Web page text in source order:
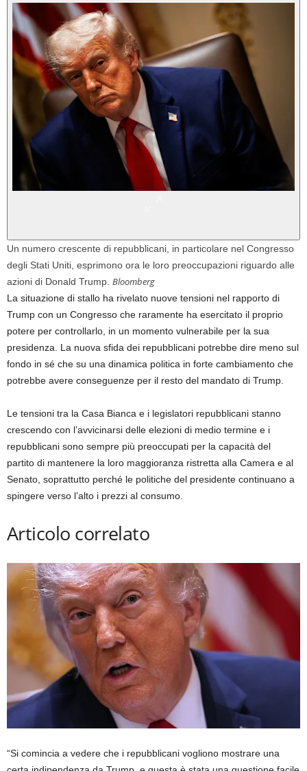
Un numero crescente di repubblicani, in particolare nel Congresso
degli Stati Uniti, esprimono ora le loro preoccupazioni riguardo alle
azioni di Donald Trump. Bloomberg
La situazione di stallo ha rivelato nuove tensioni nel rapporto di
Trump con un Congresso che raramente ha esercitato il proprio
potere per controllarlo, in un momento vulnerabile per la sua
presidenza. La nuova sfida dei repubblicani potrebbe dire meno sul
fondo in sé che su una dinamica politica in forte cambiamento che
potrebbe avere conseguenze per il resto del mandato di Trump.
Le tensioni tra la Casa Bianca e i legislatori repubblicani stanno
crescendo con l’avvicinarsi delle elezioni di medio termine e i
repubblicani sono sempre più preoccupati per la capacità del
partito di mantenere la loro maggioranza ristretta alla Camera e al
Senato, soprattutto perché le politiche del presidente continuano a
spingere verso l’alto i prezzi al consumo.
Articolo correlato
“Si comincia a vedere che i repubblicani vogliono mostrare una